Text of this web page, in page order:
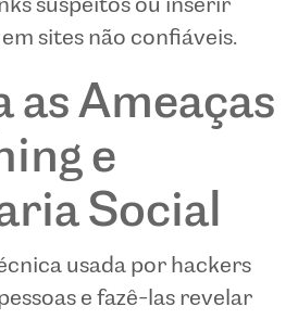
suspeitos ou inserir
sites não confiáveis.
as Ameaças
e
Social
usada por hackers
e fazê-las revelar